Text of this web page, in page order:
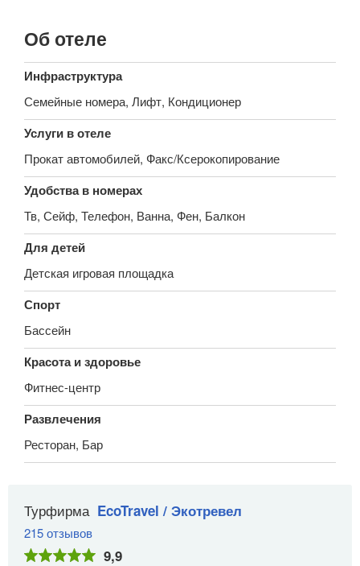
Об отеле
Инфраструктура
Семейные номера, Лифт, Кондиционер
Услуги в отеле
Прокат автомобилей, Факс/Ксерокопирование
Удобства в номерах
Тв, Сейф, Телефон, Ванна, Фен, Балкон
Для детей
Детская игровая площадка
Спорт
Бассейн
Красота и здоровье
Фитнес-центр
Развлечения
Ресторан, Бар
Турфирма EcoTravel / Экотревел
215 отзывов
9,9